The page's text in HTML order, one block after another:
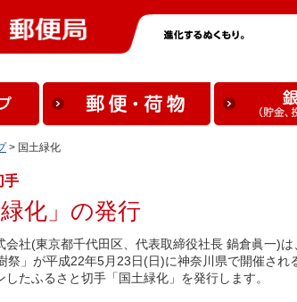
> 国土緑化
手
緑化」の発行
会社(東京都千代田区、代表取締役社長 鍋倉眞一)
祭」が平成22年5月23日(日)に神奈川県で開催され
したふるさと切手「国土緑化」を発行します。